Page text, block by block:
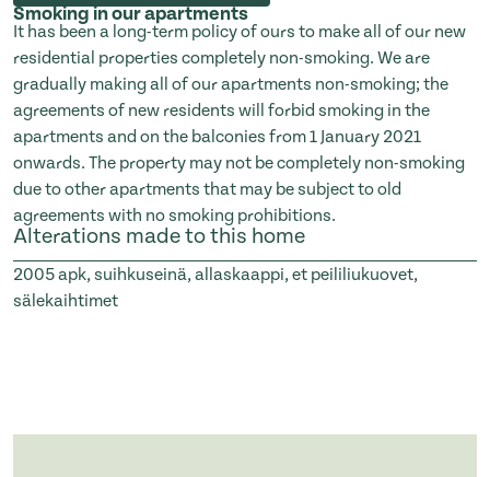
Smoking in our apartments
It has been a long-term policy of ours to make all of our new
residential properties completely non-smoking. We are
gradually making all of our apartments non-smoking; the
agreements of new residents will forbid smoking in the
apartments and on the balconies from 1 January 2021
onwards. The property may not be completely non-smoking
due to other apartments that may be subject to old
agreements with no smoking prohibitions.
Alterations made to this home
2005apk, suihkuseinä, allaskaappi, et peililiukuovet,
sälekaihtimet